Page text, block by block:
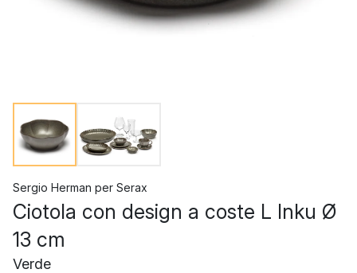
Sergio Herman per Serax
Ciotola con design a coste L Inku Ø
13 cm
Verde